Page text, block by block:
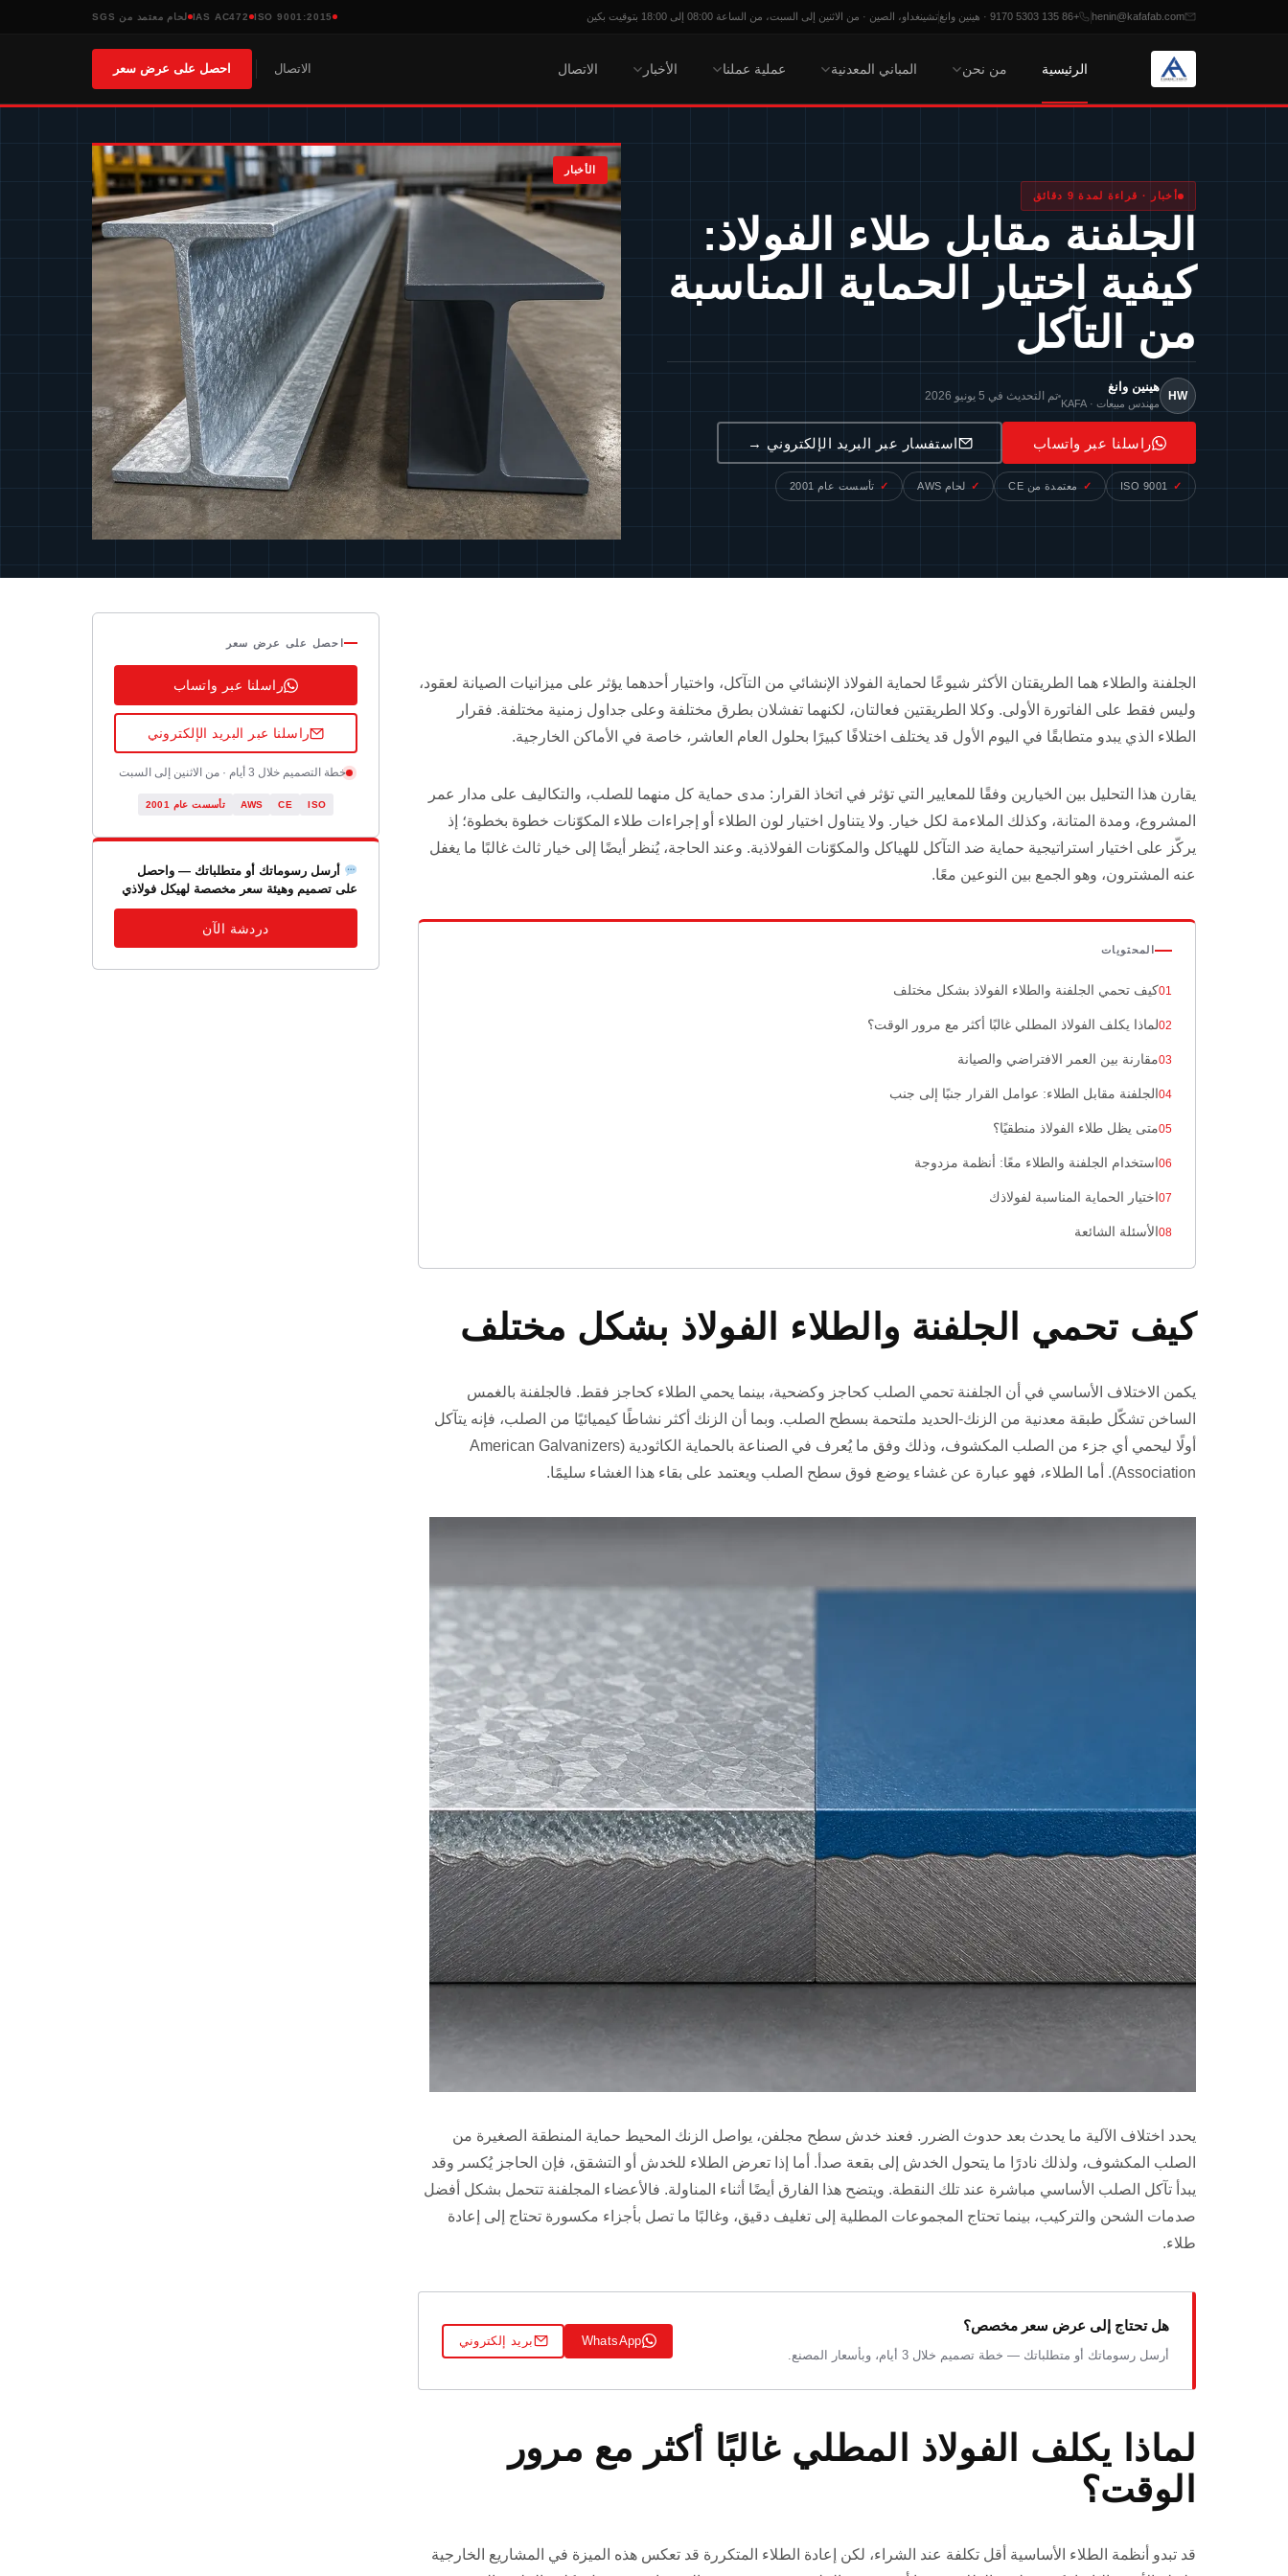
henin@kafafab.com +86 135 5303 9170 · هينين وانغ تشينغداو، الصين · من الاثنين إلى السبت، من الساعة 08:00 إلى 18:00 بتوقيت بكين ISO 9001:2015
IAS AC472 لحام معتمد من SGS
الرئيسية من نحن المباني المعدنية عملية عملنا الأخبار الاتصال الاتصال احصل على عرض سعر
أخبار · قراءة لمدة 9 دقائق
الجلفنة مقابل طلاء الفولاذ:
كيفية اختيار الحماية المناسبة
من التآكل
HW
هينين وانغ
مهندس مبيعات · KAFA
تم التحديث في 5 يونيو 2026
راسلنا عبر واتساب استفسار عبر البريد الإلكتروني →
ISO 9001 معتمدة من CE لحام AWS تأسست عام 2001
الأخبار
الجلفنة والطلاء هما الطريقتان الأكثر شيوعًا لحماية الفولاذ الإنشائي من التآكل، واختيار أحدهما يؤثر على ميزانيات الصيانة لعقود،
وليس فقط على الفاتورة الأولى. وكلا الطريقتين فعالتان، لكنهما تفشلان بطرق مختلفة وعلى جداول زمنية مختلفة. فقرار
الطلاء الذي يبدو متطابقًا في اليوم الأول قد يختلف اختلافًا كبيرًا بحلول العام العاشر، خاصة في الأماكن الخارجية.
يقارن هذا التحليل بين الخيارين وفقًا للمعايير التي تؤثر في اتخاذ القرار: مدى حماية كل منهما للصلب، والتكاليف على مدار عمر
المشروع، ومدة المتانة، وكذلك الملاءمة لكل خيار. ولا يتناول اختيار لون الطلاء أو إجراءات طلاء المكوّنات خطوة بخطوة؛ إذ
يركّز على اختيار استراتيجية حماية ضد التآكل للهياكل والمكوّنات الفولاذية. وعند الحاجة، يُنظر أيضًا إلى خيار ثالث غالبًا ما يغفل
عنه المشترون، وهو الجمع بين النوعين معًا.
المحتويات
كيف تحمي الجلفنة والطلاء الفولاذ بشكل مختلف
لماذا يكلف الفولاذ المطلي غالبًا أكثر مع مرور الوقت؟
مقارنة بين العمر الافتراضي والصيانة
الجلفنة مقابل الطلاء: عوامل القرار جنبًا إلى جنب
متى يظل طلاء الفولاذ منطقيًا؟
استخدام الجلفنة والطلاء معًا: أنظمة مزدوجة
اختيار الحماية المناسبة لفولاذك
الأسئلة الشائعة
كيف تحمي الجلفنة والطلاء الفولاذ بشكل مختلف
يكمن الاختلاف الأساسي في أن الجلفنة تحمي الصلب كحاجز وكضحية، بينما يحمي الطلاء كحاجز فقط. فالجلفنة بالغمس
الساخن تشكّل طبقة معدنية من الزنك-الحديد ملتحمة بسطح الصلب. وبما أن الزنك أكثر نشاطًا كيميائيًا من الصلب، فإنه يتآكل
أولًا ليحمي أي جزء من الصلب المكشوف، وذلك وفق ما يُعرف في الصناعة بالحماية الكاثودية (American Galvanizers
Association). أما الطلاء، فهو عبارة عن غشاء يوضع فوق سطح الصلب ويعتمد على بقاء هذا الغشاء سليمًا.
يحدد اختلاف الآلية ما يحدث بعد حدوث الضرر. فعند خدش سطح مجلفن، يواصل الزنك المحيط حماية المنطقة الصغيرة من
الصلب المكشوف، ولذلك نادرًا ما يتحول الخدش إلى بقعة صدأ. أما إذا تعرض الطلاء للخدش أو التشقق، فإن الحاجز يُكسر وقد
يبدأ تآكل الصلب الأساسي مباشرة عند تلك النقطة. ويتضح هذا الفارق أيضًا أثناء المناولة. فالأعضاء المجلفنة تتحمل بشكل أفضل
صدمات الشحن والتركيب، بينما تحتاج المجموعات المطلية إلى تغليف دقيق، وغالبًا ما تصل بأجزاء مكسورة تحتاج إلى إعادة
طلاء.
هل تحتاج إلى عرض سعر مخصص؟
أرسل رسوماتك أو متطلباتك — خطة تصميم خلال 3 أيام، وبأسعار المصنع.
WhatsApp بريد إلكتروني
لماذا يكلف الفولاذ المطلي غالبًا أكثر مع مرور
الوقت؟
قد تبدو أنظمة الطلاء الأساسية أقل تكلفة عند الشراء، لكن إعادة الطلاء المتكررة قد تعكس هذه الميزة في المشاريع الخارجية
احصل على عرض سعر
راسلنا عبر واتساب
راسلنا عبر البريد الإلكتروني
خطة التصميم خلال 3 أيام · من الاثنين إلى السبت
ISO
CE
AWS تأسست عام 2001
أرسل رسوماتك أو متطلباتك — واحصل
على تصميم وهيئة سعر مخصصة لهيكل فولاذي
دردشة الآن